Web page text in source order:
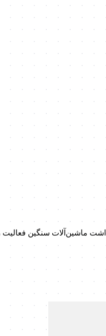
سنگین فعالیت رسمی خود